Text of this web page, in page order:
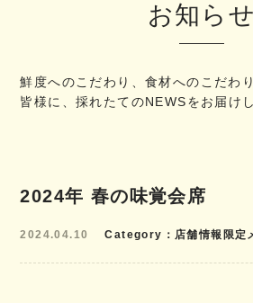
お知らせ
鮮度へのこだわり、食材へのこだわり
皆様に、採れたてのNEWSをお届け
2024年 春の味覚会席
2024.04.10 Category 店舗情報限定